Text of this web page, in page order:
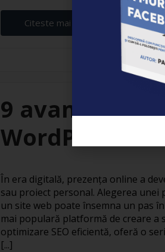
Citeste mai departe...
Elena
9 avantaje
WordPress
În era digitală, prezența online a
sau proiect personal. Alegerea
un site web poate însemna un pas
mai populară platformă de creare a
optimizare SEO eficientă, oferă o
[...]